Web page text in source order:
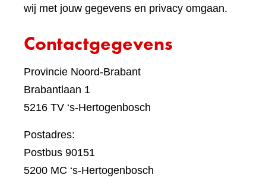
wij met jouw gegevens en privacy omgaan.
Contactgegevens
Provincie Noord-Brabant
Brabantlaan 1
5216 TV ‘s-Hertogenbosch
Postadres:
Postbus 90151
5200 MC ‘s-Hertogenbosch